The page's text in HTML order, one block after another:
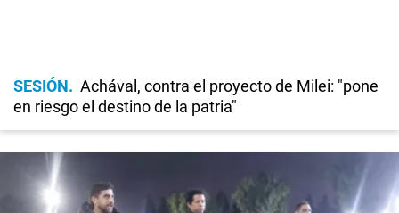
SESIÓN
Achával, contra el proyecto de Milei: "pone
en riesgo el destino de la patria"